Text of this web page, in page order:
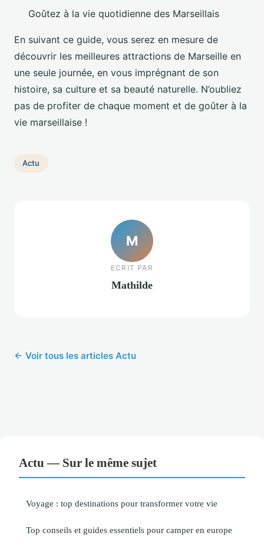
Goûtez à la vie quotidienne des Marseillais
En suivant ce guide, vous serez en mesure de
découvrir les meilleures attractions de Marseille en
une seule journée, en vous imprégnant de son
histoire, sa culture et sa beauté naturelle. N’oubliez
pas de profiter de chaque moment et de goûter à la
vie marseillaise !
Actu
M
ECRIT PAR
Mathilde
← Voir tous les articles Actu
Actu — Sur le même sujet
Voyage : top destinations pour transformer votre vie
Top conseils et guides essentiels pour camper en europe